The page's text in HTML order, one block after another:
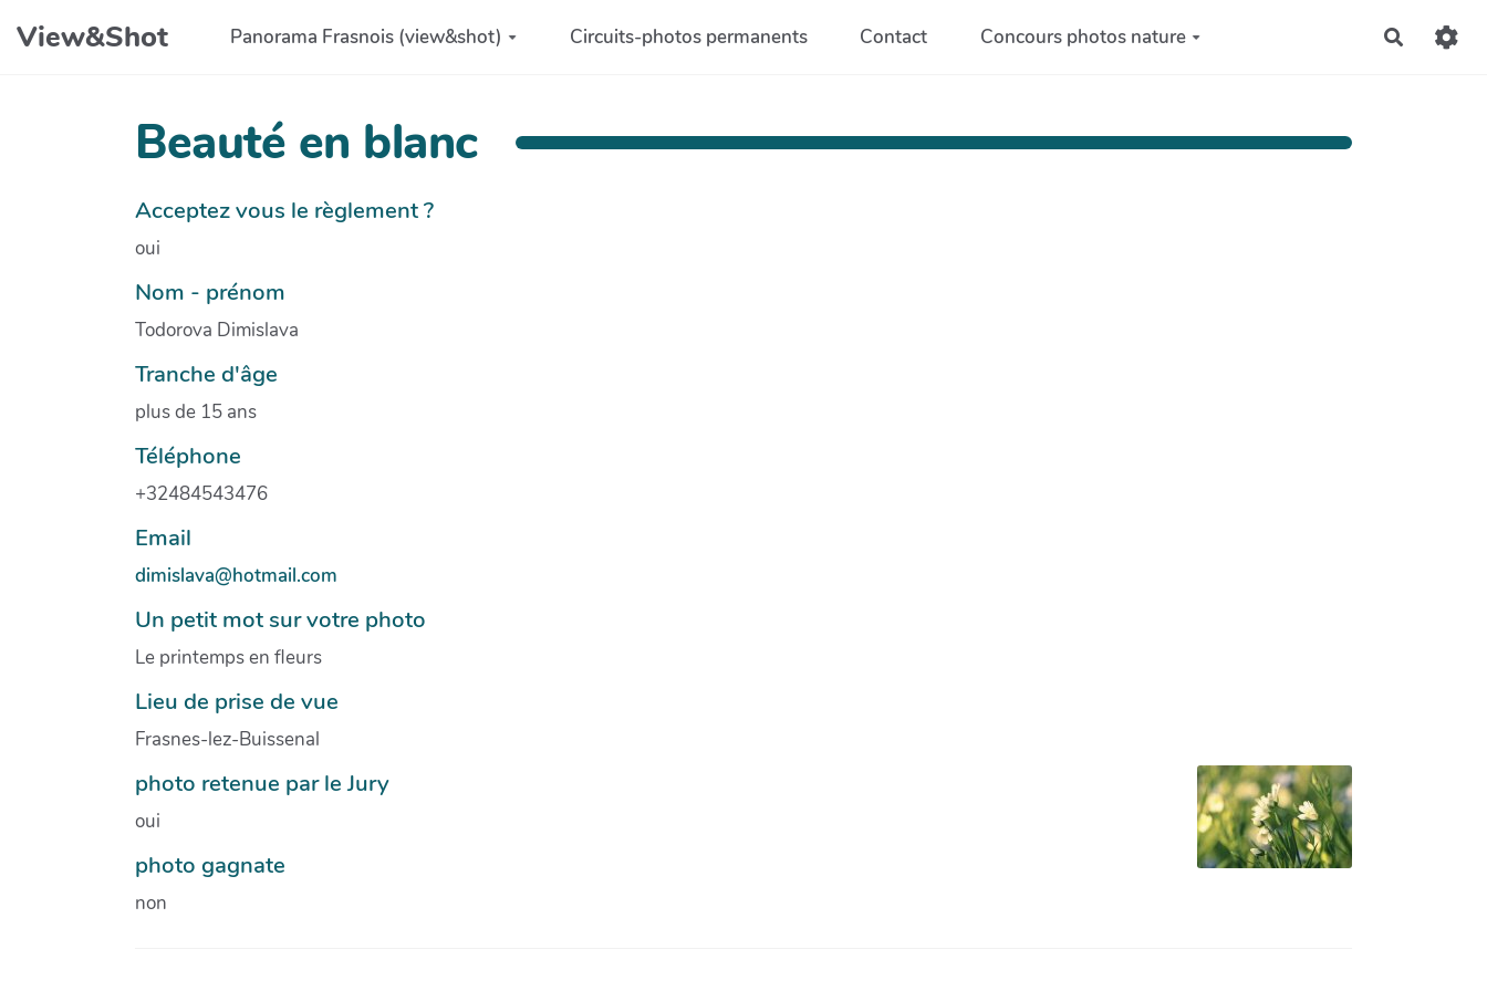
Aller au contenu principal
View&Shot Panorama Frasnois (view&shot) Circuits-photos permanents Contact Concours photos nature
Beauté en blanc
Acceptez vous le règlement ?
oui
Nom - prénom
Todorova Dimislava
Tranche d'âge
plus de 15 ans
Téléphone
+32484543476
Email
dimislava@hotmail.com
Un petit mot sur votre photo
Le printemps en fleurs
Lieu de prise de vue
Frasnes-lez-Buissenal
photo retenue par le Jury
oui
photo gagnate
non